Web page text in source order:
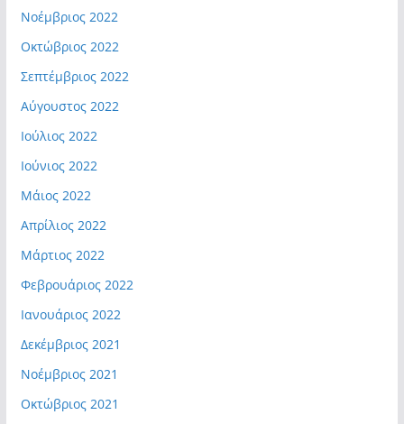
Νοέμβριος 2022
Οκτώβριος 2022
Σεπτέμβριος 2022
Αύγουστος 2022
Ιούλιος 2022
Ιούνιος 2022
Μάιος 2022
Απρίλιος 2022
Μάρτιος 2022
Φεβρουάριος 2022
Ιανουάριος 2022
Δεκέμβριος 2021
Νοέμβριος 2021
Οκτώβριος 2021